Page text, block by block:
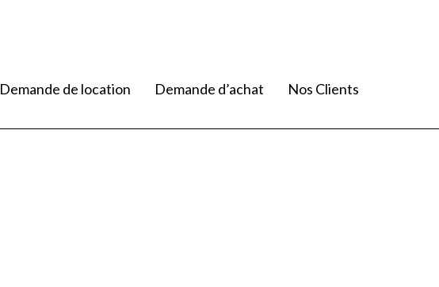
Demande de location Demande d’achat
Nos Clients